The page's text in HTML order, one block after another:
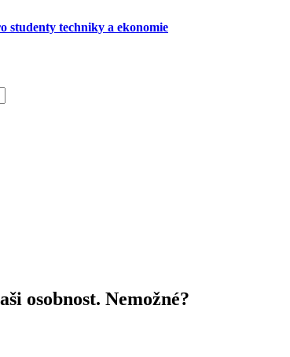
osobnost. Nemožné?